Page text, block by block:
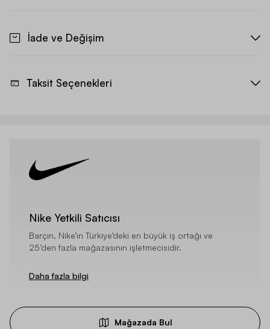
İade ve Değişim
Taksit Seçenekleri
Nike Yetkili Satıcısı
Barçın, Nike’ın Türkiye’deki en büyük iş ortağı ve
25’den fazla mağazasının işletmecisidir.
Daha fazla bilgi
Mağazada Bul